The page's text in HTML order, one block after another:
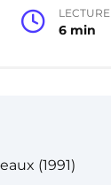
LECTURE
6 min
(1991)